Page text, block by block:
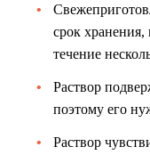
срок хранения,
течение
Раствор
поэтому его
Раствор